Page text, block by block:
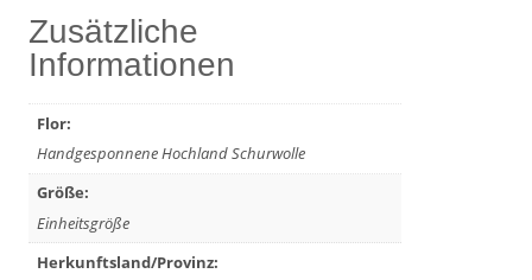
Zusätzliche
Informationen
Flor:
Handgesponnene Hochland Schurwolle
Größe:
Einheitsgröße
Herkunftsland/Provinz: